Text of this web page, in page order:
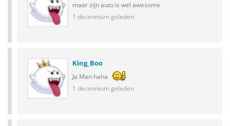
maar zijn auto is wel awesome
1 decennium geleden
King_Boo
Ja Man haha
1 decennium geleden